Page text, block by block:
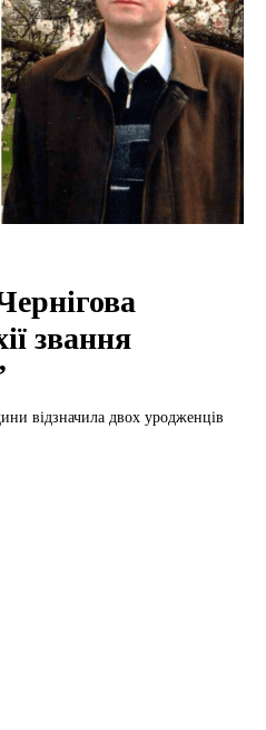
звання
відзначила двох уродженців